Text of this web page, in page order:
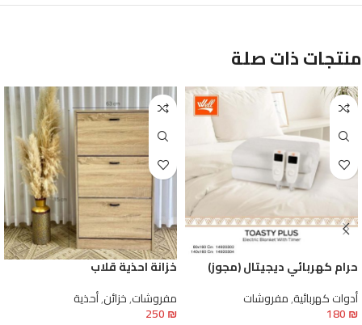
منتجات ذات صلة
حرام كهربائي ديجيتال (مجوز)
أدوات كهربائية,مفروشات
180₪
خزانة احذية قلاب
مفروشات,خزائن,أحذية
250₪